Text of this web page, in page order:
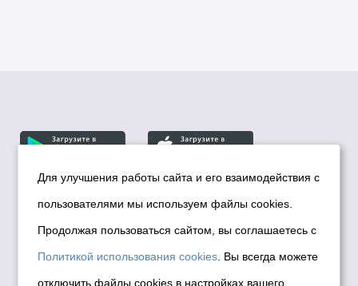
© Департамент информационной политики мэрии
города Новосибирска, 2026
Политика использования Cookies
Политика по обработке персональных
Для улучшения работы сайта и его взаимодействия с
пользователями мы используем файлы cookies.
Продолжая пользоваться сайтом, вы соглашаетесь с
Политикой использования cookies . Вы всегда можете
отключить файлы cookies в настройках вашего